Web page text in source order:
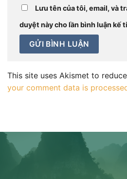
Lưu tên của tôi, email, và
duyệt này cho lần bình luận kế
This site uses Akismet to
your comment data is